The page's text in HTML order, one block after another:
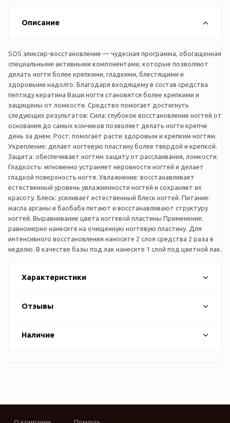
Описание
SOS эликсир-восстановление — чудесная программа, обогащенная
специальными активными компонентами, которые позволяют
делать ногти более крепкими, гладкими, блестящими и
здоровыми надолго. Благодаря входящему в состав средства
пептиду кератина Ваши ногти становятся более крепкими и
защищены от ломкости. Средство помогает достигнуть
следующих результатов: Сила: глубокое восстановление ногтей от
основания до самых кончиков позволяет делать ногти крепче
день за днем. Рост: помогает расти здоровым и крепким ногтям.
Укрепление: делает ногтевую пластину более твердой и крепкой.
Защита: обеспечивает ногтям защиту от расслаивания, ломкости.
Гладкость: мгновенно устраняет неровности ногтей и делает
гладкой поверхность ногтя. Увлажнение: восстанавливает
естественный уровень увлажненности ногтей и сохраняет их
красоту. Блеск: усиливает естественный блеск ногтей. Питание:
масла арганы и баобаба питают и восстанавливают структуру
ногтей. Выравнивание цвета ногтевой пластины Применение:
равномерно нанесите на очищенную ногтевую пластину. Для
интенсивного восстановления наносите 2 слоя средства 2 раза в
неделю. В качестве базы под лак нанесите 1 слой под цветной лак.
Характеристики
Отзывы
Наличие